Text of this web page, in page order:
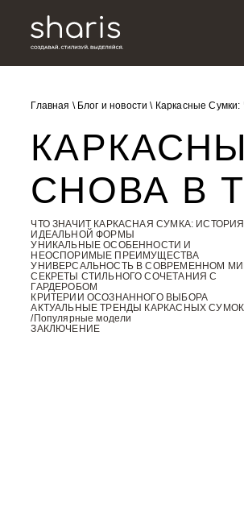
Главная \ Блог и новости \ Каркасные
СНОВА В
ЧТО ЗНАЧИТ КАРКАСНАЯ СУМКА: ИСТОРИЯ
ИДЕАЛЬНОЙ ФОРМЫ
УНИКАЛЬНЫЕ ОСОБЕННОСТИ И
НЕОСПОРИМЫЕ ПРЕИМУЩЕСТВА
УНИВЕРСАЛЬНОСТЬ В СОВРЕМЕННОМ
СЕКРЕТЫ СТИЛЬНОГО СОЧЕТАНИЯ С
ГАРДЕРОБОМ
КРИТЕРИИ ОСОЗНАННОГО ВЫБОРА
АКТУАЛЬНЫЕ ТРЕНДЫ КАРКАСНЫХ СУМОК
/Популярные модели
ЗАКЛЮЧЕНИЕ